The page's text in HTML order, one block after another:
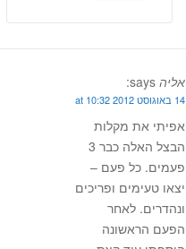
אליה says:
14 באוגוסט 2012 at 10:32
אפיתי את מקלות
הבצל האלה כבר 3
פעמים. כל פעם –
יצאו טעימים ופריכים
ונהדרים. לאחר
הפעם הראשונה